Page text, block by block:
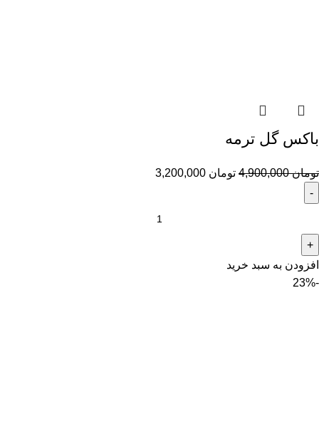
باکس گل ترمه
تومان4,900,000 تومان
افزودن به سبد خرید
-23%